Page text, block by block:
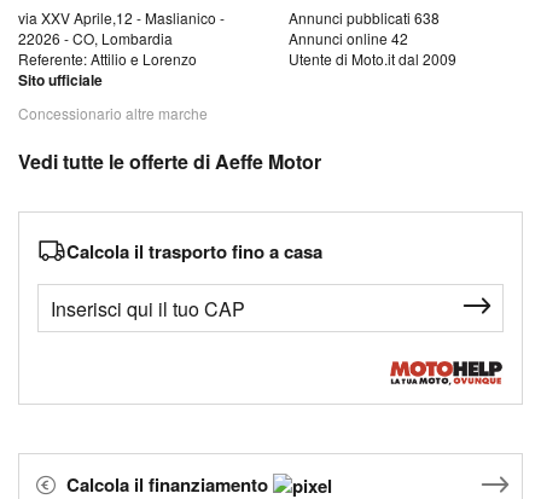
via XXV Aprile,12 - Maslianico -
22026 - CO, Lombardia
Referente: Attilio e Lorenzo
Sito ufficiale
Concessionario altre marche
Annunci pubblicati 638
Annunci online 42
Utente di Moto.it dal 2009
Vedi tutte le offerte di Aeffe Motor
Calcola il trasporto fino a casa
Calcola il finanziamento